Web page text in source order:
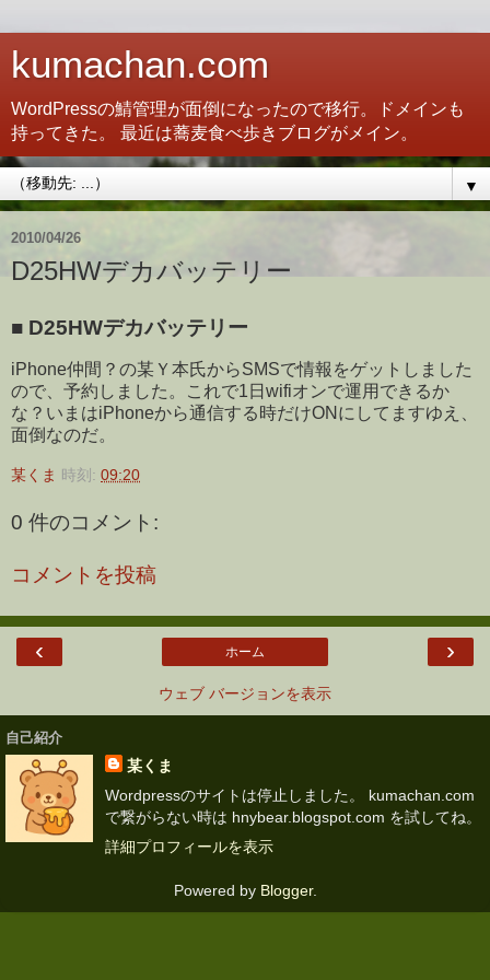
kumachan.com
WordPressの鯖管理が面倒になったので移行。ドメインも
持ってきた。 最近は蕎麦食べ歩きブログがメイン。
▼
2010/04/26
D25HWデカバッテリー
■ D25HWデカバッテリー
iPhone仲間？の某Ｙ本氏からSMSで情報をゲットしました
ので、予約しました。これで1日wifiオンで運用できるか
な？いまはiPhoneから通信する時だけONにしてますゆえ、
面倒なのだ。
某くま 時刻: 09:20
0 件のコメント:
コメントを投稿
‹ ›
ホーム
ウェブ バージョンを表示
自己紹介
某くま
Wordpressのサイトは停止しました。 kumachan.com
で繋がらない時は hnybear.blogspot.com を試してね。
詳細プロフィールを表示
Powered by Blogger.